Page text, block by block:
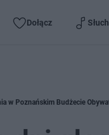
Dołącz
w Poznańskim Budżecie